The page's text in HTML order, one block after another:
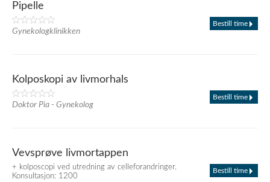
Pipelle
Gynekologklinikken
Bestill time
Kolposkopi av livmorhals
Doktor Pia - Gynekolog
Bestill time
Vevsprøve livmortappen
+ kolposcopi ved utredning av celleforandringer.
Konsultasjon: 1200
Bestill time